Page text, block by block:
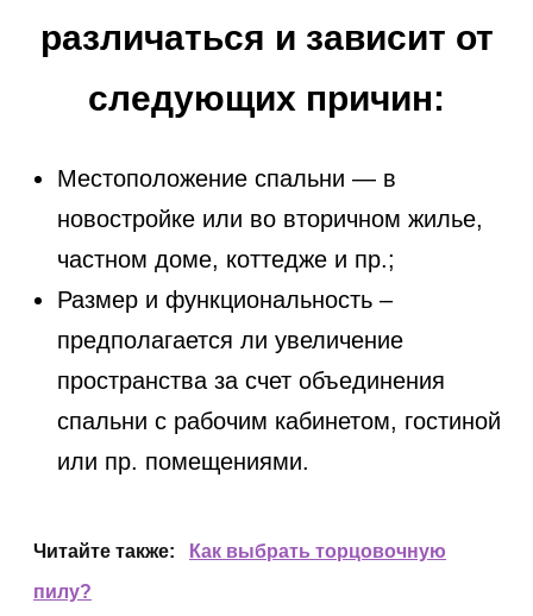
различаться и зависит от
следующих причин:
Местоположение спальни — в
новостройке или во вторичном жилье,
частном доме, коттедже и пр.;
Размер и функциональность –
предполагается ли увеличение
пространства за счет объединения
спальни с рабочим кабинетом, гостиной
или пр. помещениями.
Читайте также:
Как выбрать торцовочную
пилу?